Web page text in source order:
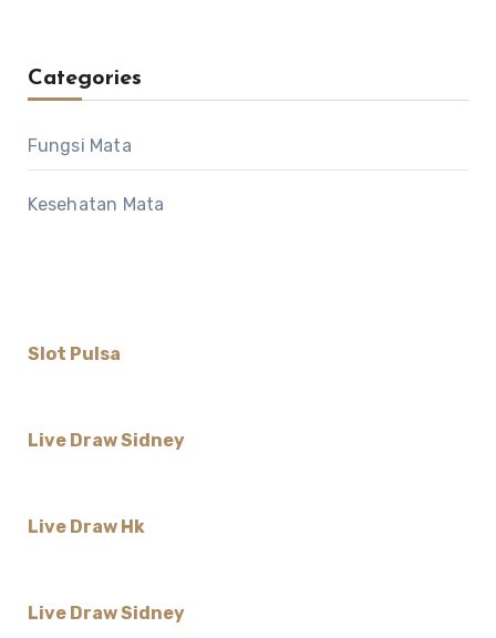
Categories
Fungsi Mata
Kesehatan Mata
Slot Pulsa
Live Draw Sidney
Live Draw Hk
Live Draw Sidney